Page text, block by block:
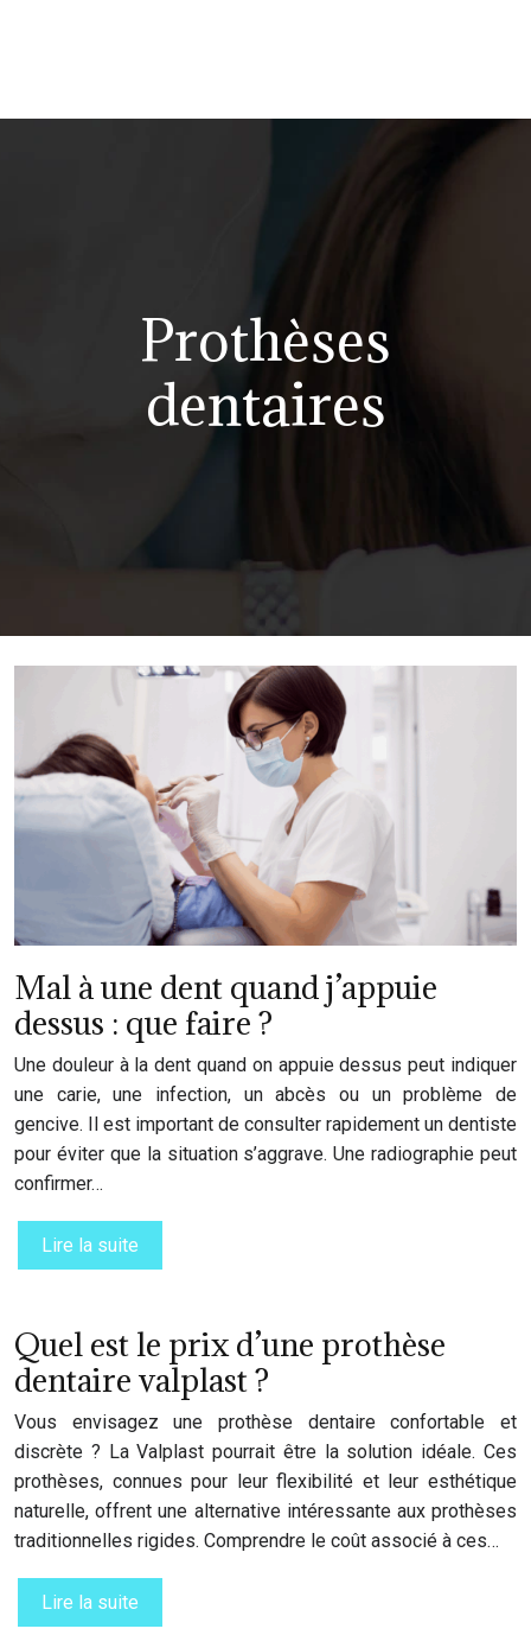
Prothèses
dentaires
Mal à une dent quand j’appuie
dessus : que faire ?
Une douleur à la dent quand on appuie dessus peut indiquer
une carie, une infection, un abcès ou un problème de
gencive. Il est important de consulter rapidement un dentiste
pour éviter que la situation s’aggrave. Une radiographie peut
confirmer…
Lire la suite
Quel est le prix d’une prothèse
dentaire valplast ?
Vous envisagez une prothèse dentaire confortable et
discrète ? La Valplast pourrait être la solution idéale. Ces
prothèses, connues pour leur flexibilité et leur esthétique
naturelle, offrent une alternative intéressante aux prothèses
traditionnelles rigides. Comprendre le coût associé à ces…
Lire la suite